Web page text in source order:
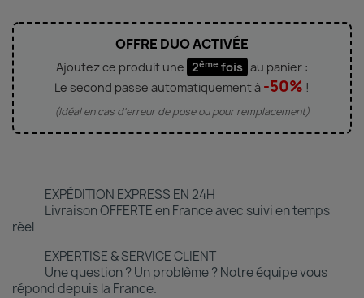
OFFRE DUO ACTIVÉE
Ajoutez ce produit une 2ème fois au panier :
Le second passe automatiquement à -50% !
(Idéal en cas d'erreur de pose ou pour remplacement)
EXPÉDITION EXPRESS EN 24H
Livraison OFFERTE en France avec suivi en temps
réel
EXPERTISE & SERVICE CLIENT
Une question ? Un problème ? Notre équipe vous
répond depuis la France.